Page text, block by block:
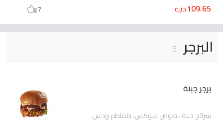
109.65جنيه 7
البرجر 6
برجر جبنة
شرائح جبنة ، صوص شوكس، طماطم وخس